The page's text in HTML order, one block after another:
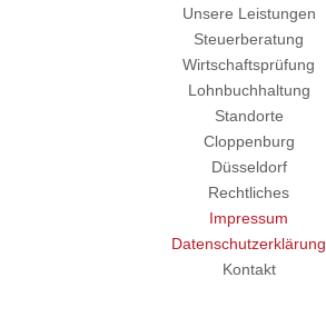
Unsere Leistungen
Steuerberatung
Wirtschaftsprüfung
Lohnbuchhaltung
Standorte
Cloppenburg
Düsseldorf
Rechtliches
Impressum
Datenschutzerklärung
Kontakt